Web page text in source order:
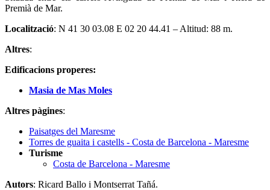
Premià de Mar.
Localització: N 41 30 03.08 E 02 20 44.41 – Altitud: 88 m.
Altres:
Edificacions properes:
Masia de Mas Moles
Altres pàgines:
Paisatges del Maresme
Torres de guaita i castells - Costa de Barcelona - Maresme
Turisme
Costa de Barcelona - Maresme
Autors: Ricard Ballo i Montserrat Tañá.